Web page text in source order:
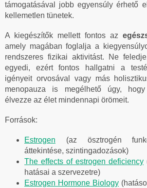
támogatásával jobb egyensúly érhető
kellemetlen tünetek.
A kiegészítők mellett fontos az
amely magában foglalja a
rendszeres fizikai aktivitást. Ne
egyedi, ezért fontos hallgatni a
igényeit orvosával vagy más
menopauza is megélhető úgy,
élvezze az élet mindennapi örömeit.
Források:
Estrogen (az ösztrogén
áttekintése, szintingadozások)
The effects of estrogen deficiency
hatásai a szervezetre)
Estrogen Hormone Biology